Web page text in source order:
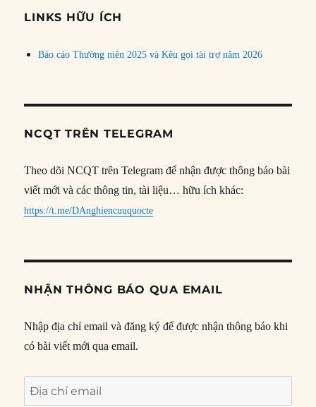
đề
LINKS HỮU ÍCH
Báo cáo Thường niên 2025 và Kêu gọi tài trợ năm 2026
NCQT TRÊN TELEGRAM
Theo dõi NCQT trên Telegram để nhận được thông báo bài
viết mới và các thông tin, tài liệu… hữu ích khác:
https://t.me/DAnghiencuuquocte
NHẬN THÔNG BÁO QUA EMAIL
Nhập địa chỉ email và đăng ký để được nhận thông báo khi
có bài viết mới qua email.
Địa
chỉ